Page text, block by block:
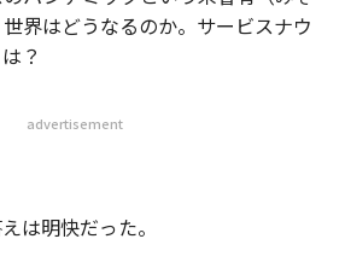
界はどうなるのか。サービスナウ
？
advertisement
は明快だった。